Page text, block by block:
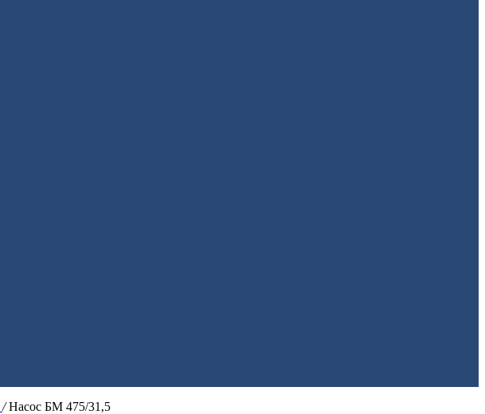
/ Насос БМ 475/31,5